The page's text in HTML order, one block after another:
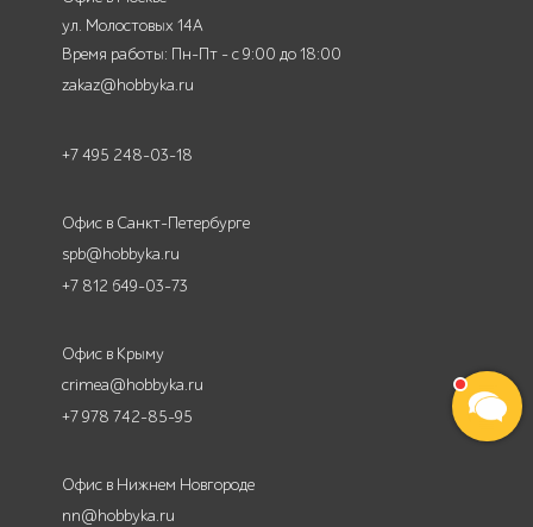
ул. Молостовых 14А
Время работы: Пн-Пт - с 9:00 до 18:00
zakaz@hobbyka.ru
+7 495 248-03-18
Офис в Санкт-Петербурге
spb@hobbyka.ru
+7 812 649-03-73
Офис в Крыму
crimea@hobbyka.ru
+7 978 742-85-95
Офис в Нижнем Новгороде
nn@hobbyka.ru